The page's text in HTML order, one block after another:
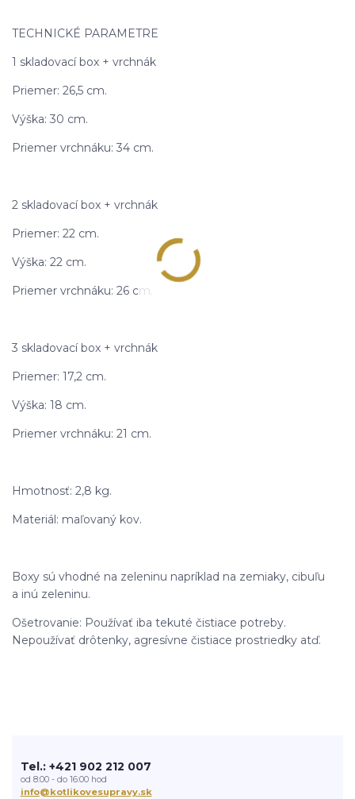
TECHNICKÉ PARAMETRE
1 skladovací box + vrchnák
Priemer: 26,5 cm.
Výška: 30 cm.
Priemer vrchnáku: 34 cm.
2 skladovací box + vrchnák
Priemer: 22 cm.
Výška: 22 cm.
Priemer vrchnáku: 26 cm.
3 skladovací box + vrchnák
Priemer: 17,2 cm.
Výška: 18 cm.
Priemer vrchnáku: 21 cm.
Hmotnosť: 2,8 kg.
Materiál: maľovaný kov.
Boxy sú vhodné na zeleninu napríklad na zemiaky, cibuľu
a inú zeleninu.
Ošetrovanie: Používať iba tekuté čistiace potreby.
Nepoužívať drôtenky, agresívne čistiace prostriedky atď.
Tel.: +421 902 212 007
od 8:00 - do 16:00 hod
info@kotlikovesupravy.sk